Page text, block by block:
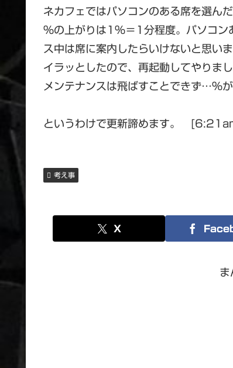
ネカフェではパソコンのある席を選ん
％の上がりは1%＝1分程度。パソコン
ス中は席に案内したらいけないと思いま
イラッとしたので、再起動してやりまし
メンテナンスは飛ばすことできず…％
というわけで更新諦めます。
考え事
X
ま